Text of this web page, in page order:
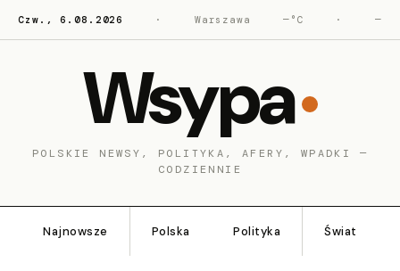
Czw., 6.08.2026 · Warszawa —°C · —
Wsypa
POLSKIE NEWSY, POLITYKA, AFERY, WPADKI —
CODZIENNIE
Najnowsze Polska Polityka Świat